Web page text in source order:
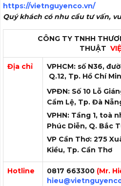
https://vietnguyenco.vn/
Quý khách có nhu cầu tư vấn,
CÔNG TY TNHH
THUẬT
Địa chỉ
VPHCM: số N36,
Q.12, Tp. Hồ Chí
VPĐN: Số 10 Lỗ
Cẩm Lệ, Tp. Đà
VPHN: Tầng 1, toà
Phúc Diễn, Q. Bắc
VP Cần Thơ: 275
Kiều, Tp. Cần Thơ
Hotline 0817 663300 (Mr.
hieu